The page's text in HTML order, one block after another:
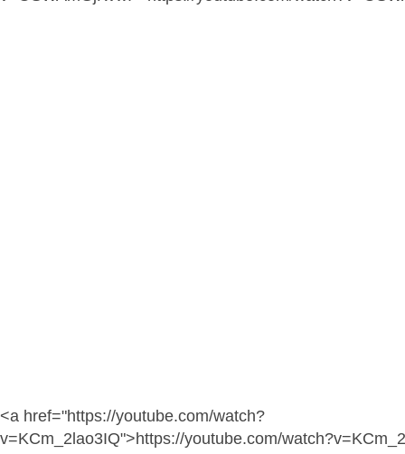
<a href="https://youtube.com/watch?
v=KCm_2lao3IQ">https://youtube.com/